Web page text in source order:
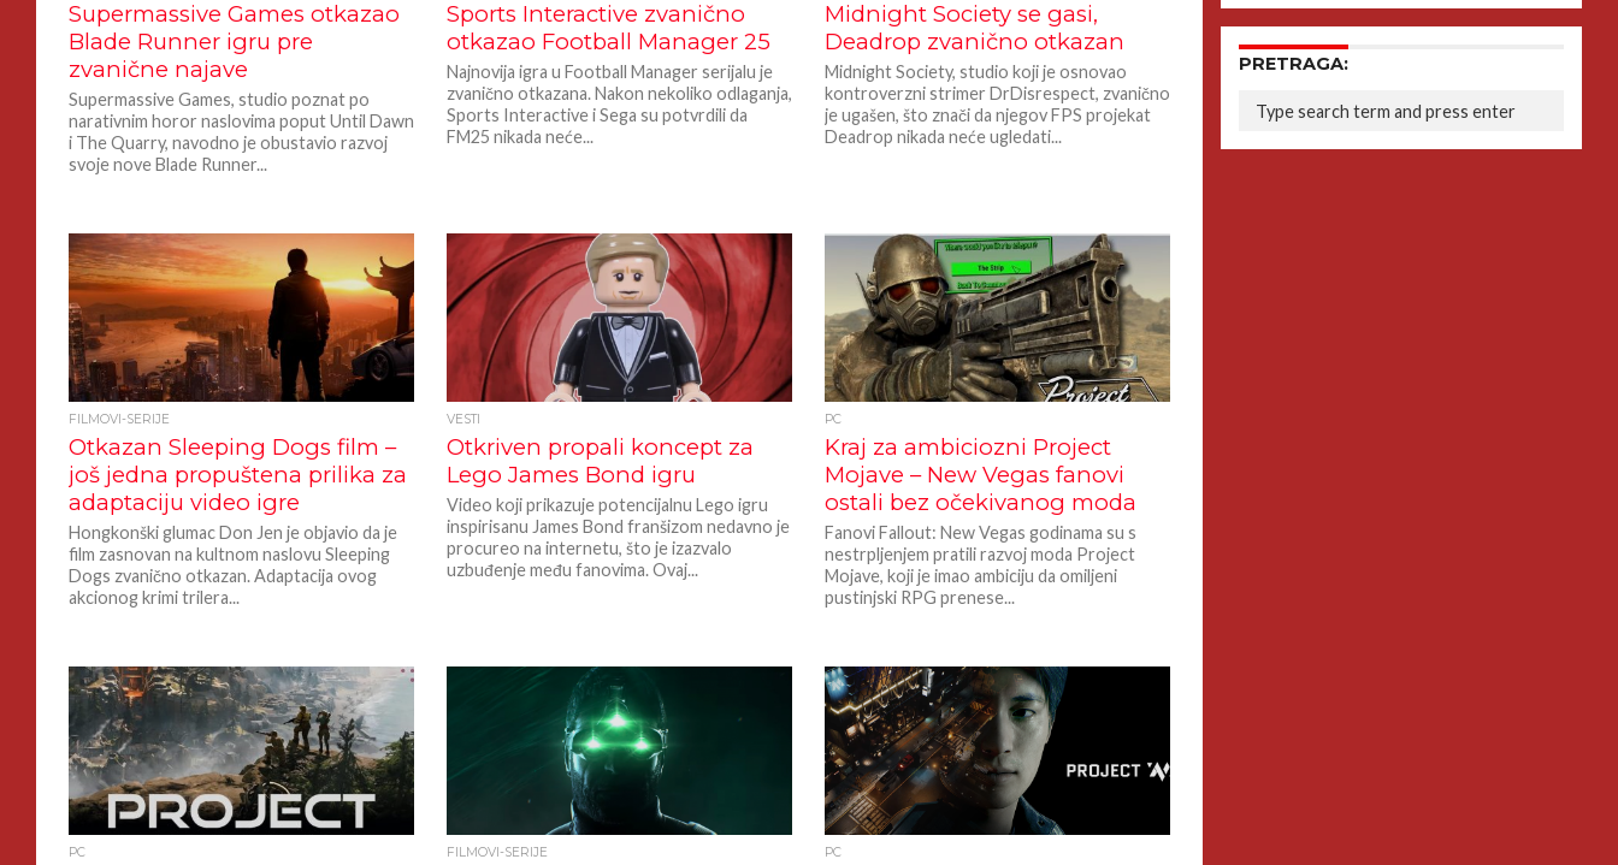
Supermassive Games otkazao
Blade Runner igru pre
zvanične najave
Supermassive Games, studio poznat po
narativnim horor naslovima poput Until Dawn
i The Quarry, navodno je obustavio razvoj
svoje nove Blade Runner...
Sports Interactive zvanično
otkazao Football Manager 25
Najnovija igra u Football Manager serijalu je
zvanično otkazana. Nakon nekoliko odlaganja,
Sports Interactive i Sega su potvrdili da
FM25 nikada neće...
Midnight Society se gasi,
Deadrop zvanično otkazan
Midnight Society, studio koji je osnovao
kontroverzni strimer DrDisrespect, zvanično
je ugašen, što znači da njegov FPS projekat
Deadrop nikada neće ugledati...
FILMOVI-SERIJE
Otkazan Sleeping Dogs film –
još jedna propuštena prilika za
adaptaciju video igre
Hongkonški glumac Don Jen je objavio da je
film zasnovan na kultnom naslovu Sleeping
Dogs zvanično otkazan. Adaptacija ovog
akcionog krimi trilera...
VESTI
Otkriven propali koncept za
Lego James Bond igru
Video koji prikazuje potencijalnu Lego igru
inspirisanu James Bond franšizom nedavno je
procureo na internetu, što je izazvalo
uzbuđenje među fanovima. Ovaj...
PC
Kraj za ambiciozni Project
Mojave – New Vegas fanovi
ostali bez očekivanog moda
Fanovi Fallout: New Vegas godinama su s
nestrpljenjem pratili razvoj moda Project
Mojave, koji je imao ambiciju da omiljeni
pustinjski RPG prenese...
PC FILMOVI-SERIJE PC
PRETRAGA: